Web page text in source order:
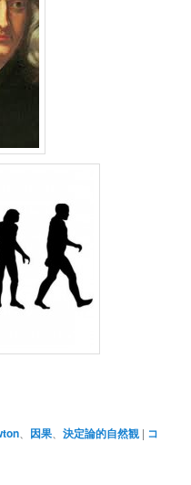
因果 、決定論的自然観 | コ